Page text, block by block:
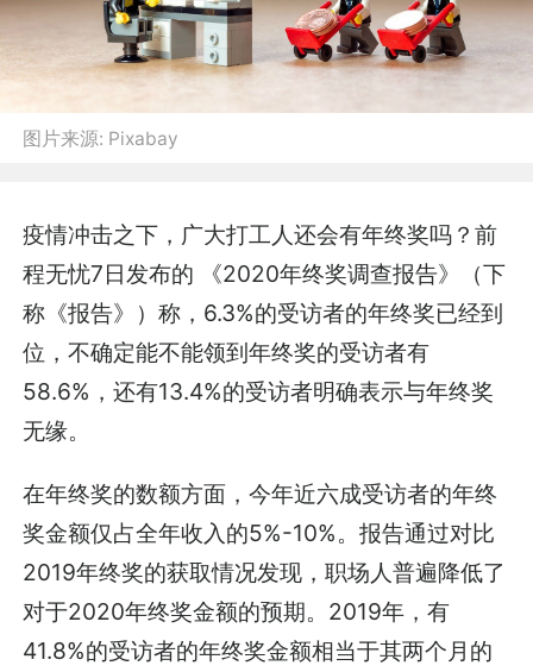
图片来源: Pixabay
疫情冲击之下，广大打工人还会有年终奖吗？前
程无忧7日发布的 《2020年终奖调查报告》（下
称《报告》）称，6.3%的受访者的年终奖已经到
位，不确定能不能领到年终奖的受访者有
58.6%，还有13.4%的受访者明确表示与年终奖
无缘。
在年终奖的数额方面，今年近六成受访者的年终
奖金额仅占全年收入的5%-10%。报告通过对比
2019年终奖的获取情况发现，职场人普遍降低了
对于2020年终奖金额的预期。2019年，有
41.8%的受访者的年终奖金额相当于其两个月的